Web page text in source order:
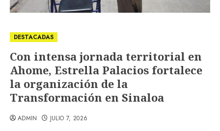
DESTACADAS
Con intensa jornada territorial en
Ahome, Estrella Palacios fortalece
la organización de la
Transformación en Sinaloa
ADMIN JULIO 7, 2026